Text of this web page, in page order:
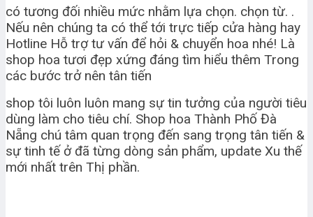
có tương đối nhiều mức nhằm lựa chọn. chọn từ. .
Nếu nên chúng ta có thể tới trực tiếp cửa hàng hay
Hotline Hỗ trợ tư vấn để hỏi & chuyển hoa nhé! Là
shop hoa tươi đẹp xứng đáng tìm hiểu thêm Trong
các bước trở nên tân tiến
shop tôi luôn luôn mang sự tin tưởng của người tiêu
dùng làm cho tiêu chí. Shop hoa Thành Phố Đà
Nẵng chú tâm quan trọng đến sang trọng tân tiến &
sự tinh tế ở đã từng dòng sản phẩm, update Xu thế
mới nhất trên Thị phần.